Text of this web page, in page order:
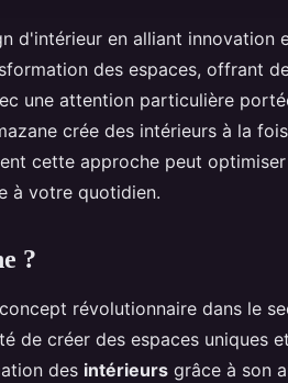
d'intérieur en alliant innovation
des espaces, offrant
une attention particulière
crée des intérieurs à la
cette approche peut
à votre quotidien.
?
révolutionnaire dans le
de créer des espaces uniques
des intérieurs grâce à son